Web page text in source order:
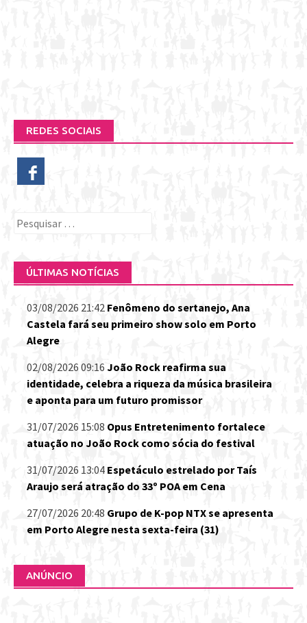
REDES SOCIAIS
Pesquisar
ÚLTIMAS NOTÍCIAS
03/08/2026 21:42 Fenômeno do sertanejo, Ana
Castela fará seu primeiro show solo em Porto
Alegre
02/08/2026 09:16 João Rock reafirma sua
identidade, celebra a riqueza da música brasileira
e aponta para um futuro promissor
31/07/2026 15:08 Opus Entretenimento fortalece
atuação no João Rock como sócia do festival
31/07/2026 13:04 Espetáculo estrelado por Taís
Araujo será atração do 33º POA em Cena
27/07/2026 20:48 Grupo de K-pop NTX se apresenta
em Porto Alegre nesta sexta-feira (31)
ANÚNCIO